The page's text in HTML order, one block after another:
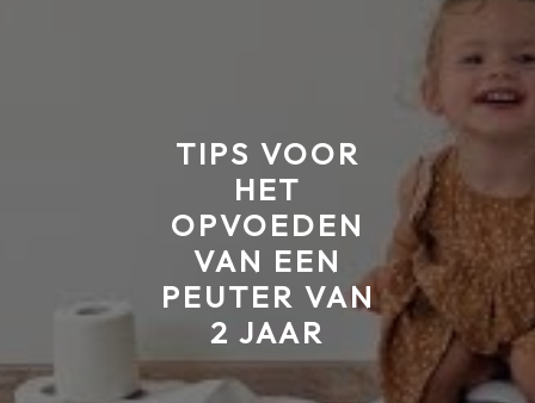
TIPS VOOR
HET
OPVOEDEN
VAN EEN
PEUTER VAN
2 JAAR